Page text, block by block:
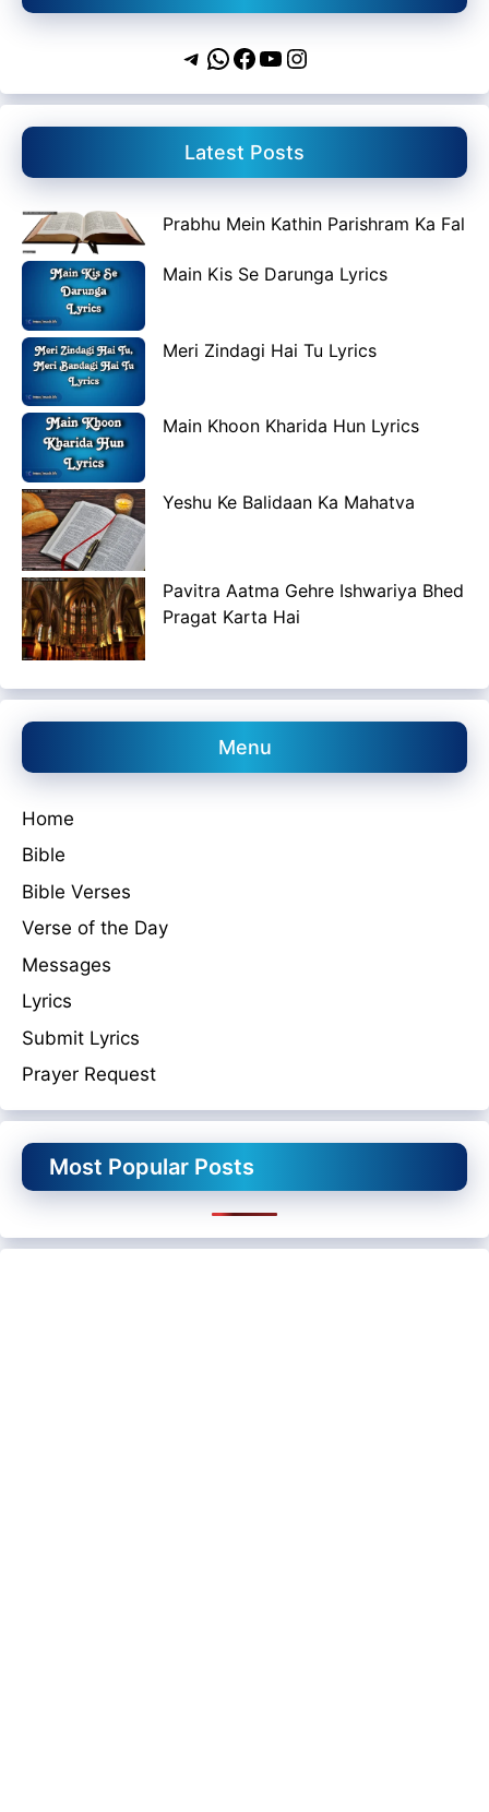
Telegram
WhatsApp
Facebook
YouTube
Instagram
Latest Posts
Prabhu Mein Kathin Parishram Ka Fal
Main Kis Se Darunga Lyrics
Meri Zindagi Hai Tu Lyrics
Main Khoon Kharida Hun Lyrics
Yeshu Ke Balidaan Ka Mahatva
Pavitra Aatma Gehre Ishwariya Bhed
Pragat Karta Hai
Menu
Home
Bible
Bible Verses
Verse of the Day
Messages
Lyrics
Submit Lyrics
Prayer Request
Most Popular Posts